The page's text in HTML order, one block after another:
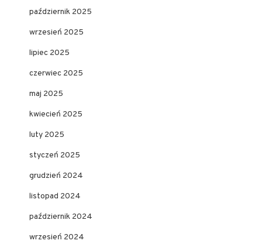
październik 2025
wrzesień 2025
lipiec 2025
czerwiec 2025
maj 2025
kwiecień 2025
luty 2025
styczeń 2025
grudzień 2024
listopad 2024
październik 2024
wrzesień 2024